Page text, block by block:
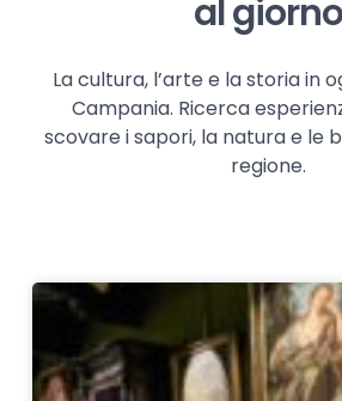
al giorno
La cultura, l’arte e la storia in
Campania. Ricerca
scovare i sapori, la natura e le
regione.